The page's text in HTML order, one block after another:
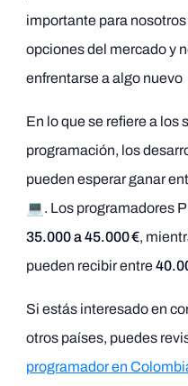
importante para
opciones del mercado y
enfrentarse a algo nuevo
En lo que se refiere a los
programación, los
pueden esperar ganar
💻. Los programadores
35.000 a 45.000 €,
pueden recibir entre
Si estás interesado en
otros países, puedes
programador en